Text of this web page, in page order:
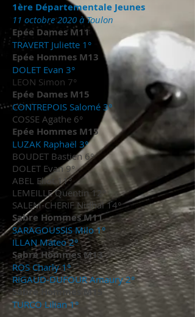
1ère Départementale Jeunes
11 octobre 2020 à Toulon
Epée Dames M11
TRAVERT Juliette 1°
Epée Hommes M13
DOLET Evan 3°
LEON Simon 7°
Epée Dames M15
CONTREPOIS Salomé 3°
COSSE Agathe 6°
Epée Hommes M15
LUZAK Raphaël 3°
BOUDET Bastien 6°
DOLET Evan 9°
ABEL Eliot 11°
LEMEILLE Quentin 12°
SALEM-CHERIF Nidhal 14°
Sabre Hommes M11
SARAGOUSSIS Milo 1°
ILLAN Mateo 2°
Sabre Hommes M13
ROS Charly 1°
RIGAUD-DUFOUR Amaury 2°
Sabre Hommes M15
TURCO Lilian 1°